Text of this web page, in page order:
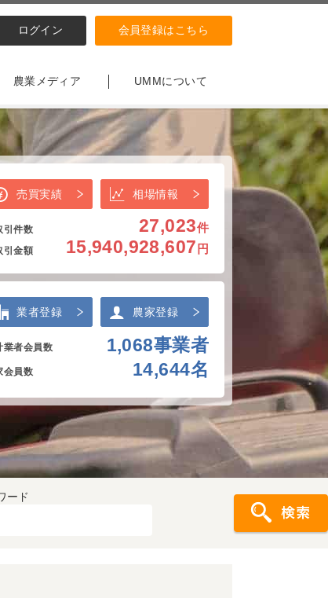
ログイン 会員登録はこちら
農業メディア UMMについて
売買実績 相場情報
引件数 27,023件
引金額 15,940,928,607 円
業者登録 農家登録
業者会員数 1,068事業者
会員数 14,644名
ード